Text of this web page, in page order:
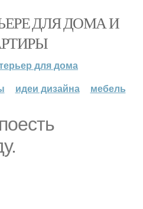
ДЛЯ ДОМА И
для дома
идеи дизайна мебель